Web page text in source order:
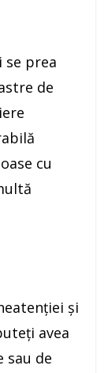
se prea
de
cu
şi
avea
sau de